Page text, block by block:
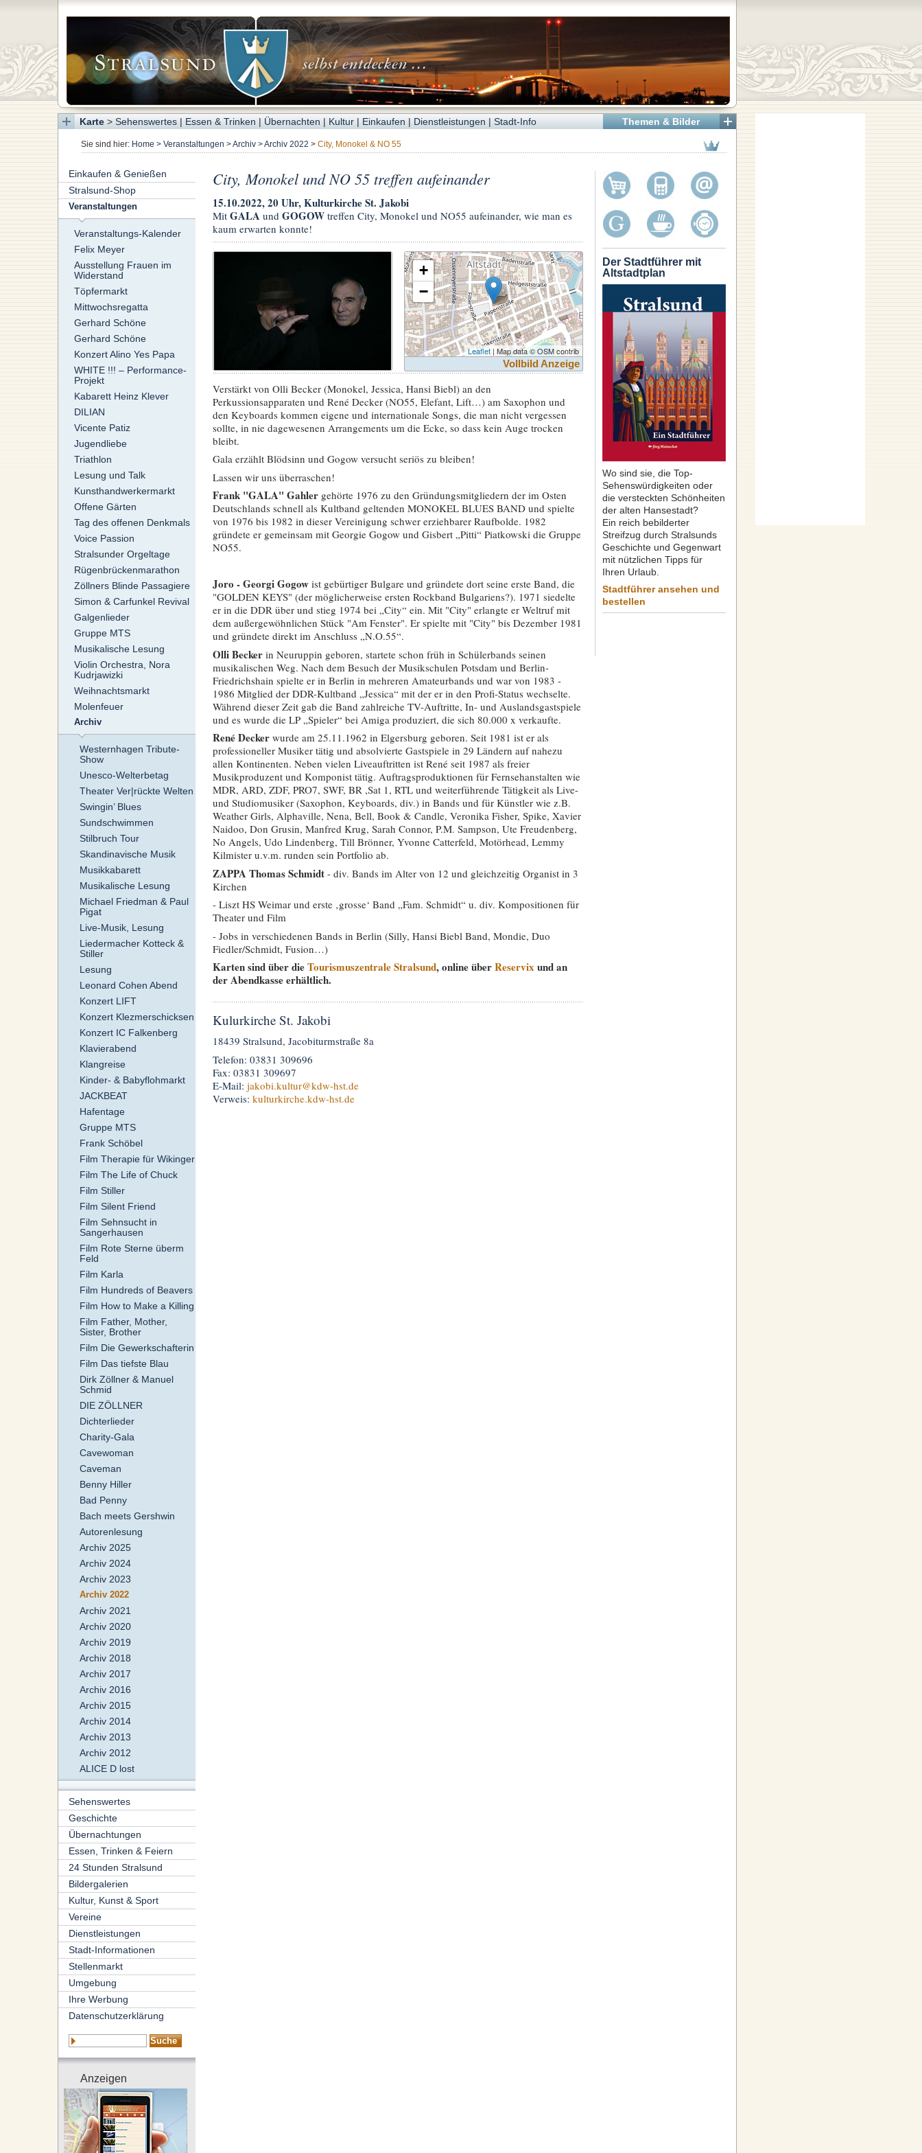
Themen & Bilder
Karte> Sehenswertes| Essen & Trinken | Übernachten | Kultur| Einkaufen | Dienstleistungen | Stadt-Info
Sie sind hier: Home > Veranstaltungen >Archiv>Archiv 2022 > City, Monokel & NO 55
Einkaufen & Genießen
Stralsund-Shop
Veranstaltungen
Veranstaltungs-Kalender
Felix Meyer
Ausstellung Frauen im
Widerstand
Töpfermarkt
Mittwochsregatta
Gerhard Schöne
Gerhard Schöne
Konzert Alino Yes Papa
WHITE !!! – Performance-
Projekt
Kabarett Heinz Klever
DILIAN
Vicente Patiz
Jugendliebe
Triathlon
Lesung und Talk
Kunsthandwerkermarkt
Offene Gärten
Tag des offenen Denkmals
Voice Passion
Stralsunder Orgeltage
Rügenbrückenmarathon
Zöllners Blinde Passagiere
Simon & Carfunkel Revival
Galgenlieder
Gruppe MTS
Musikalische Lesung
Violin Orchestra, Nora
Kudrjawizki
Weihnachtsmarkt
Molenfeuer
Archiv
Westernhagen Tribute-
Show
Unesco-Welterbetag
Theater Ver|rückte Welten
Swingin’ Blues
Sundschwimmen
Stilbruch Tour
Skandinavische Musik
Musikkabarett
Musikalische Lesung
Michael Friedman & Paul
Pigat
Live-Musik, Lesung
Liedermacher Kotteck &
Stiller
Lesung
Leonard Cohen Abend
Konzert LIFT
Konzert Klezmerschicksen
Konzert IC Falkenberg
Klavierabend
Klangreise
Kinder- & Babyflohmarkt
JACKBEAT
Hafentage
Gruppe MTS
Frank Schöbel
Film Therapie für Wikinger
Film The Life of Chuck
Film Stiller
Film Silent Friend
Film Sehnsucht in
Sangerhausen
Film Rote Sterne überm
Feld
Film Karla
Film Hundreds of Beavers
Film How to Make a Killing
Film Father, Mother,
Sister, Brother
Film Die Gewerkschafterin
Film Das tiefste Blau
Dirk Zöllner & Manuel
Schmid
DIE ZÖLLNER
Dichterlieder
Charity-Gala
Cavewoman
Caveman
Benny Hiller
Bad Penny
Bach meets Gershwin
Autorenlesung
Archiv 2025
Archiv 2024
Archiv 2023
Archiv 2022
Archiv 2021
Archiv 2020
Archiv 2019
Archiv 2018
Archiv 2017
Archiv 2016
Archiv 2015
Archiv 2014
Archiv 2013
Archiv 2012
ALICE D lost
Sehenswertes
Geschichte
Übernachtungen
Essen, Trinken & Feiern
24 Stunden Stralsund
Bildergalerien
Kultur, Kunst & Sport
Vereine
Dienstleistungen
Stadt-Informationen
Stellenmarkt
Umgebung
Ihre Werbung
Datenschutzerklärung
Anzeigen
Der Stadtführer mit
Altstadtplan
Wo sind sie, die Top-
Sehenswürdigkeiten oder
die versteckten Schönheiten
der alten Hansestadt?
Ein reich bebilderter
Streifzug durch Stralsunds
Geschichte und Gegenwart
mit nützlichen Tipps für
Ihren Urlaub.
Stadtführer ansehen und
bestellen
City, Monokel und NO 55 treffen aufeinander
15.10.2022, 20 Uhr, Kulturkirche St. Jakobi
Mit GALA und GOGOW treffen City, Monokel und NO55 aufeinander, wie man es
kaum erwarten konnte!
+
−
Leaflet| Map data © OSM contrib
Vollbild Anzeige
Verstärkt von Olli Becker (Monokel, Jessica, Hansi Biebl) an den
Perkussionsapparaten und René Decker (NO55, Elefant, Lift…) am Saxophon und
den Keyboards kommen eigene und internationale Songs, die man nicht vergessen
sollte, in nie dagewesenen Arrangements um die Ecke, so dass kein Auge trocken
bleibt.
Gala erzählt Blödsinn und Gogow versucht seriös zu bleiben!
Lassen wir uns überraschen!
Frank "GALA" Gahlergehörte 1976 zu den Gründungsmitgliedern der im Osten
Deutschlands schnell als Kultband geltenden MONOKEL BLUES BAND und spielte
von 1976 bis 1982 in dieser Vereinigung schwer erziehbarer Raufbolde. 1982
gründete er gemeinsam mit Georgie Gogow und Gisbert „Pitti“ Piatkowski die Gruppe
NO55.
Joro - Georgi Gogow ist gebürtiger Bulgare und gründete dort seine erste Band, die
"GOLDEN KEYS" (der möglicherweise ersten Rockband Bulgariens?). 1971 siedelte
er in die DDR über und stieg 1974 bei „City“ ein. Mit "City" erlangte er Weltruf mit
dem außergewöhnlichen Stück "Am Fenster". Er spielte mit "City" bis Dezember 1981
und gründete direkt im Anschluss „N.O.55“.
Olli Beckerin Neuruppin geboren, startete schon früh in Schülerbands seinen
musikalischen Weg. Nach dem Besuch der Musikschulen Potsdam und Berlin-
Friedrichshain spielte er in Berlin in mehreren Amateurbands und war von 1983 -
1986 Mitglied der DDR-Kultband „Jessica“ mit der er in den Profi-Status wechselte.
Während dieser Zeit gab die Band zahlreiche TV-Auftritte, In- und Auslandsgastspiele
und es wurde die LP „Spieler“ bei Amiga produziert, die sich 80.000 x verkaufte.
René Deckerwurde am 25.11.1962 in Elgersburg geboren. Seit 1981 ist er als
professioneller Musiker tätig und absolvierte Gastspiele in 29 Ländern auf nahezu
allen Kontinenten. Neben vielen Liveauftritten ist René seit 1987 als freier
Musikproduzent und Komponist tätig. Auftragsproduktionen für Fernsehanstalten wie
MDR, ARD, ZDF, PRO7, SWF, BR ,Sat 1, RTL und weiterführende Tätigkeit als Live-
und Studiomusiker (Saxophon, Keyboards, div.) in Bands und für Künstler wie z.B.
Weather Girls, Alphaville, Nena, Bell, Book & Candle, Veronika Fisher, Spike, Xavier
Naidoo, Don Grusin, Manfred Krug, Sarah Connor, P.M. Sampson, Ute Freudenberg,
No Angels, Udo Lindenberg, Till Brönner, Yvonne Catterfeld, Motörhead, Lemmy
Kilmister u.v.m. runden sein Portfolio ab.
ZAPPA Thomas Schmidt - div. Bands im Alter von 12 und gleichzeitig Organist in 3
Kirchen
- Liszt HS Weimar und erste ‚grosse‘ Band „Fam. Schmidt“ u. div. Kompositionen für
Theater und Film
- Jobs in verschiedenen Bands in Berlin (Silly, Hansi Biebl Band, Mondie, Duo
Fiedler/Schmidt, Fusion…)
Karten sind über dieTourismuszentrale Stralsund, online überReservixund an
der Abendkasse erhältlich.
Kulurkirche St. Jakobi
18439 Stralsund, Jacobiturmstraße 8a
Telefon: 03831 309696
Fax: 03831 309697
E-Mail: jakobi.kultur@kdw-hst.de
Verweis: kulturkirche.kdw-hst.de